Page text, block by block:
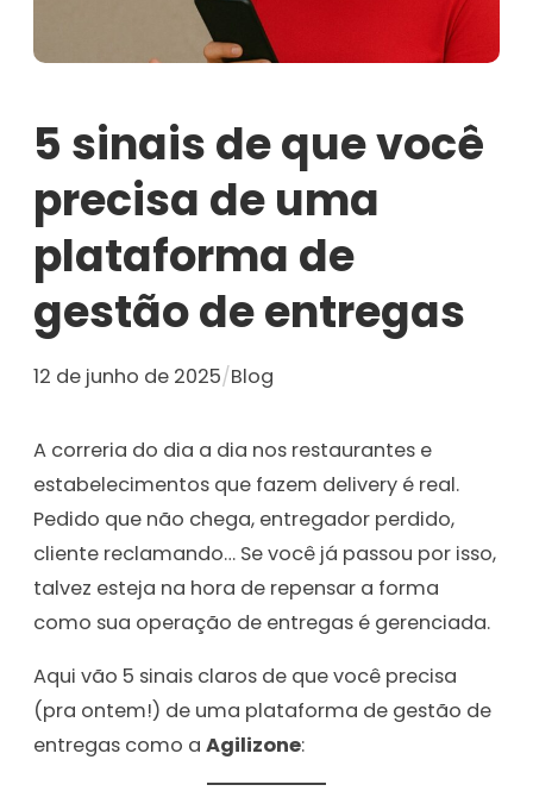
5 sinais de que você
precisa de uma
plataforma de
gestão de entregas
12 de junho de 2025/Blog
A correria do dia a dia nos restaurantes e
estabelecimentos que fazem delivery é real.
Pedido que não chega, entregador perdido,
cliente reclamando… Se você já passou por isso,
talvez esteja na hora de repensar a forma
como sua operação de entregas é gerenciada.
Aqui vão 5 sinais claros de que você precisa
(pra ontem!) de uma plataforma de gestão de
entregas como a Agilizone: